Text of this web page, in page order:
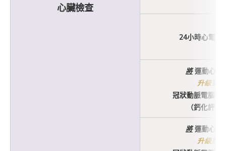
心臟檢查
24小時心電圖
將運動心電
升級到
冠狀動脈電腦斷
（鈣化評分
將運動心電
升級到